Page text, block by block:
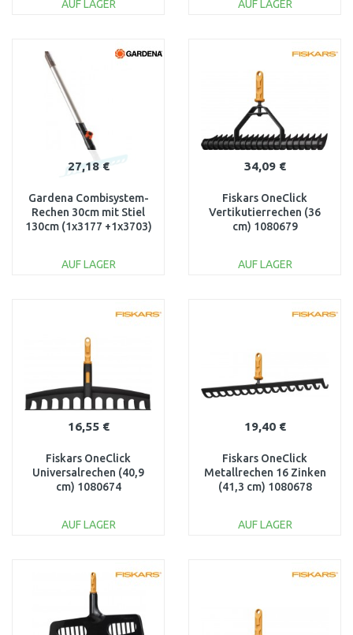
AUF LAGER
AUF LAGER
Vergleichen
27,18 €
Gardena Combisystem-
Rechen 30cm mit Stiel
130cm (1x3177 +1x3703)
AUF LAGER
34,09 €
Fiskars OneClick
Vertikutierrechen (36
cm) 1080679
AUF LAGER
16,55 €
Fiskars OneClick
Universalrechen (40,9
cm) 1080674
AUF LAGER
Vergleichen
19,40 €
Fiskars OneClick
Metallrechen 16 Zinken
(41,3 cm) 1080678
AUF LAGER